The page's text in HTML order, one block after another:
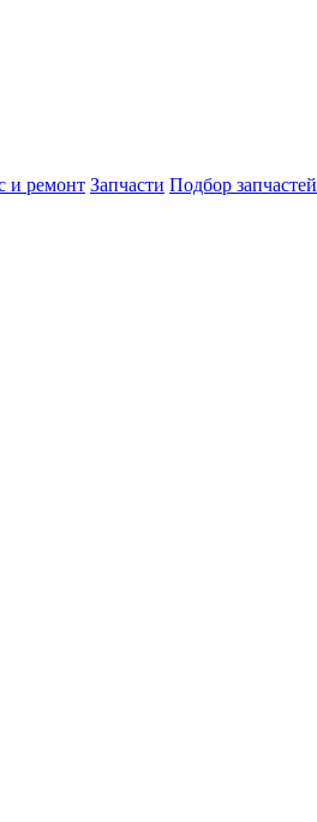
и ремонт Запчасти Подбор запчастей